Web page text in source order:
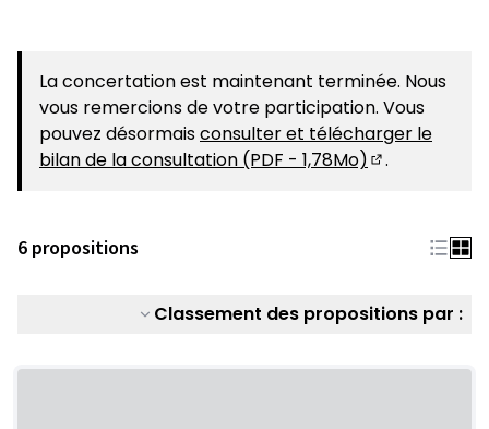
La concertation est maintenant terminée. Nous
vous remercions de votre participation. Vous
pouvez désormaisconsulter et télécharger le
bilan de la consultation (PDF - 1,78Mo)
.
6 propositions
Classement des propositions par :